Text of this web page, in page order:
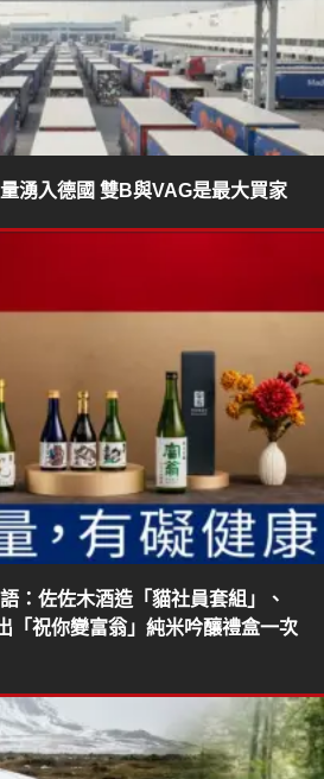
湧入德國 雙B與VAG是最大買家
：佐佐木酒造「貓社員套組」、
「祝你變富翁」純米吟釀禮盒一次